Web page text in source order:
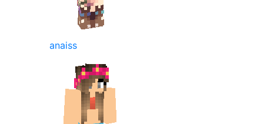
anaiss